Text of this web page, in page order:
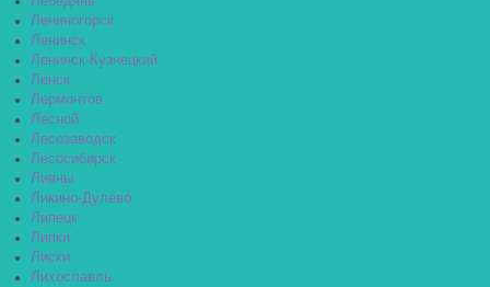
Лениногорск
Ленинск
Ленинск-Кузнецкий
Ленск
Лермонтов
Лесной
Лесозаводск
Лесосибирск
Ливны
Ликино-Дулёво
Липецк
Липки
Лиски
Лихославль